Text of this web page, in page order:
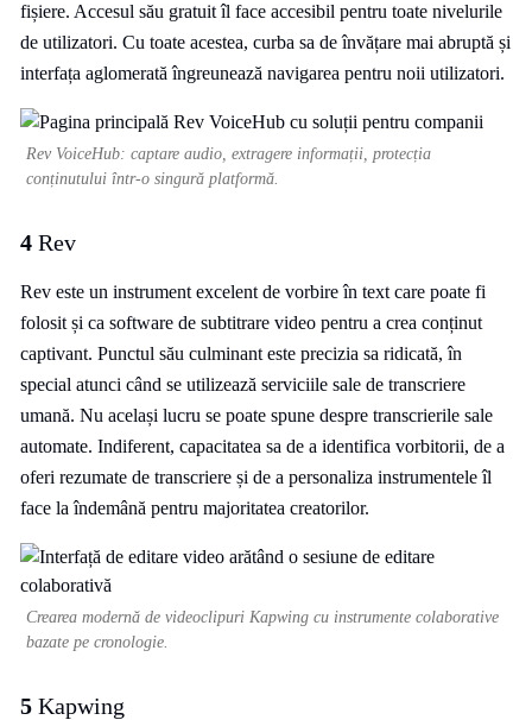
fișiere. Accesul său gratuit îl face accesibil pentru toate nivelurile
de utilizatori. Cu toate acestea, curba sa de învățare mai abruptă și
interfața aglomerată îngreunează navigarea pentru noii utilizatori.
Rev VoiceHub: captare audio, extragere informații, protecția
conținutului într-o singură platformă.
4 Rev
Rev este un instrument excelent de vorbire în text care poate fi
folosit și ca software de subtitrare video pentru a crea conținut
captivant. Punctul său culminant este precizia sa ridicată, în
special atunci când se utilizează serviciile sale de transcriere
umană. Nu același lucru se poate spune despre transcrierile sale
automate. Indiferent, capacitatea sa de a identifica vorbitorii, de a
oferi rezumate de transcriere și de a personaliza instrumentele îl
face la îndemână pentru majoritatea creatorilor.
Crearea modernă de videoclipuri Kapwing cu instrumente colaborative
bazate pe cronologie.
5 Kapwing